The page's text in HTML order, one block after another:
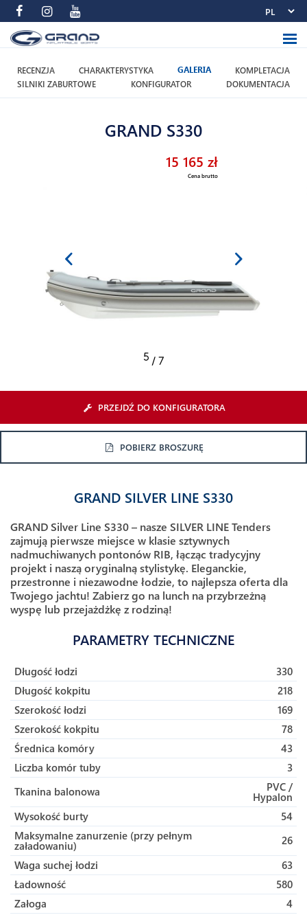
RECENZJA CHARAKTERYSTYKA GALERIA
KOMPLETACJA
SILNIKI ZABURTOWE
KONFIGURATOR DOKUMENTACJA
GRAND S330
15 165 zł
Cena brutto
6 / 7
PRZEJDŹ DO KONFIGURATORA
POBIERZ BROSZURĘ
GRAND SILVER LINE S330
GRAND Silver Line S330 – nasze SILVER LINE Tenders
zajmują pierwsze miejsce w klasie sztywnych
nadmuchiwanych pontonów RIB, łącząc tradycyjny
projekt i naszą oryginalną stylistykę. Eleganckie,
przestronne i niezawodne łodzie, to najlepsza oferta dla
Twojego jachtu! Zabierz go na lunch na przybrzeżną
wyspę lub przejażdżkę z rodziną!
PARAMETRY TECHNICZNE
Długość łodzi
330
Długość kokpitu
218
Szerokość łodzi
169
Szerokość kokpitu
78
Średnica komóry
43
Liczba komór tuby
3
Tkanina balonowa
PVC /
Hypalon
Wysokość burty
54
Maksymalne zanurzenie (przy pełnym
załadowaniu)
26
Waga suchej łodzi
63
Ładowność
580
Załoga
4